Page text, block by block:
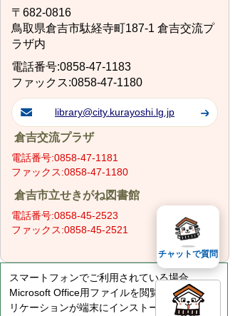
〒682-0816
鳥取県倉吉市駄経寺町187-1 倉吉交流プ
ラザ内
電話番号:0858-47-1183
ファックス:0858-47-1180
library@city.kurayoshi.lg.jp
倉吉交流プラザ
電話番号:0858-47-1181
ファックス:0858-47-1180
倉吉市立せきがね図書館
電話番号:0858-45-2523
ファックス:0858-45-2521
スマートフォンでご利用されている場合、
Microsoft Office用ファイルを閲覧できるアプ
リケーションが端末にインストールされていな
チャットで質問